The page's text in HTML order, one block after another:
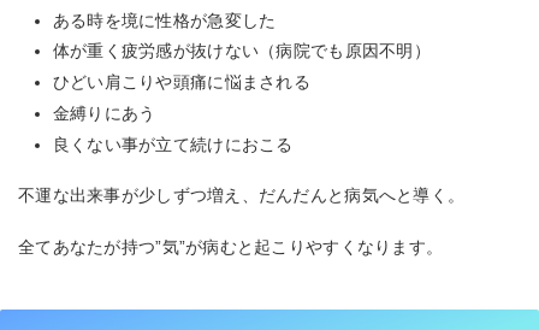
ある時を境に性格が急変した
体が重く疲労感が抜けない（病院でも原因不明）
ひどい肩こりや頭痛に悩まされる
金縛りにあう
良くない事が立て続けにおこる
不運な出来事が少しずつ増え、だんだんと病気へと導く。
全てあなたが持つ”気”が病むと起こりやすくなります。